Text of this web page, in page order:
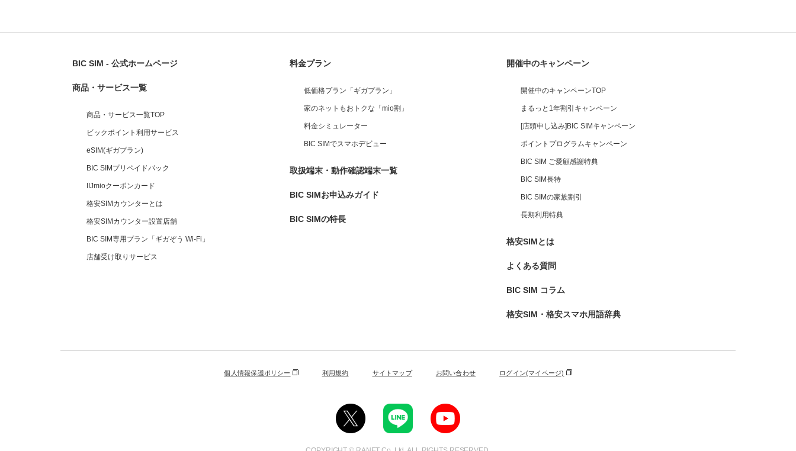
BIC SIM - 公式ホームページ
商品・サービス一覧
商品・サービス一覧TOP
ビックポイント利用サービス
eSIM(ギガプラン)
BIC SIMプリペイドパック
IIJmioクーポンカード
格安SIMカウンターとは
格安SIMカウンター設置店舗
BIC SIM専用プラン「ギガぞう Wi-Fi」
店舗受け取りサービス
料金プラン
低価格プラン「ギガプラン」
家のネットもおトクな「mio割」
料金シミュレーター
BIC SIMでスマホデビュー
取扱端末・動作確認端末一覧
BIC SIMお申込みガイド
BIC SIMの特長
開催中のキャンペーン
開催中のキャンペーンTOP
まるっと1年割引キャンペーン
[店頭申し込み]BIC SIMキャンペーン
ポイントプログラムキャンペーン
BIC SIM ご愛顧感謝特典
BIC SIM長特
BIC SIMの家族割引
長期利用特典
格安SIMとは
よくある質問
BIC SIM コラム
格安SIM・格安スマホ用語辞典
個人情報保護ポリシー 利用規約 サイトマップ お問い合わせ ログイン(マイページ)